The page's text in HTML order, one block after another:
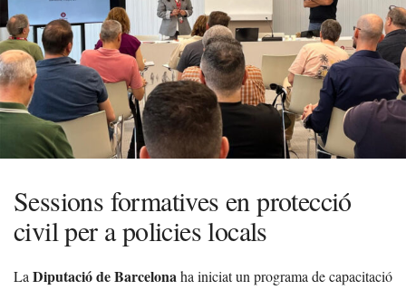
Sessions formatives en protecció
civil per a policies locals
La Diputació de Barcelonaha iniciat un programa de capacitació